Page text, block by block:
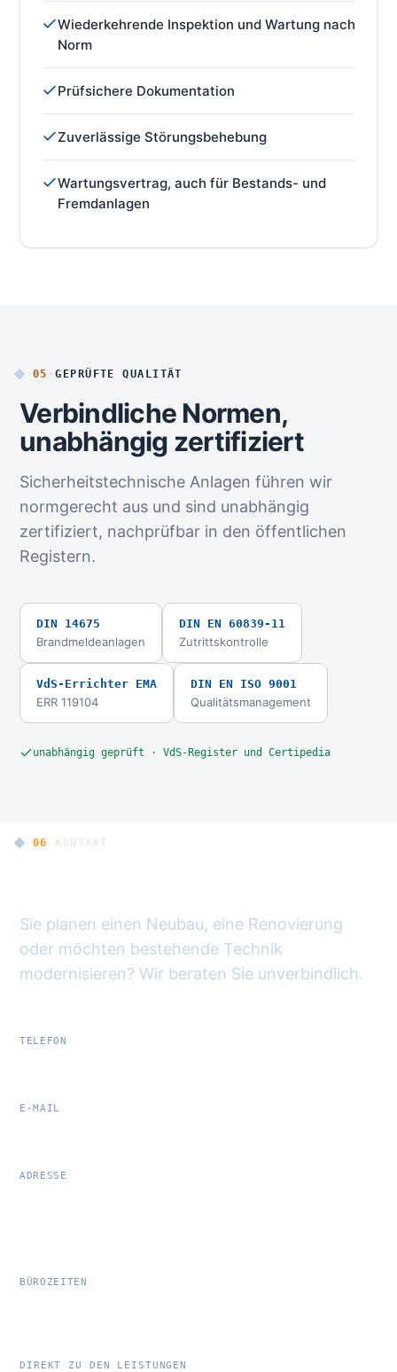
Wiederkehrende Inspektion und Wartung nach
Norm
Prüfsichere Dokumentation
Zuverlässige Störungsbehebung
Wartungsvertrag, auch für Bestands- und
Fremdanlagen
05 ·GEPRÜFTE QUALITÄT
Verbindliche Normen,
unabhängig zertifiziert
Sicherheitstechnische Anlagen führen wir
normgerecht aus und sind unabhängig
zertifiziert, nachprüfbar in den öffentlichen
Registern.
DIN 14675
Brandmeldeanlagen
DIN EN 60839-11
Zutrittskontrolle
VdS-Errichter EMA
ERR 119104
DIN EN ISO 9001
Qualitätsmanagement
unabhängig geprüft · VdS-Register und Certipedia
06 KONTAKT
Sie planen einen Neubau, eine Renovierung
oder möchten bestehende Technik
modernisieren? Wir beraten Sie unverbindlich.
TELEFON
E-MAIL
ADRESSE
BÜROZEITEN
DIREKT ZU DEN LEISTUNGEN